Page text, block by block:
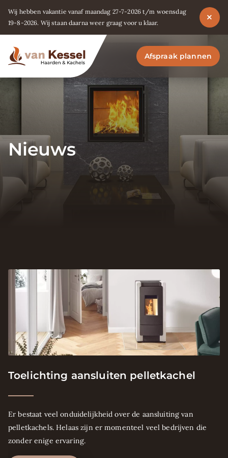
Wij hebben vakantie vanaf maandag 27-7-2026 t/m woensdag
19-8-2026. Wij staan daarna weer graag voor u klaar.
Nieuws
Toelichting aansluiten pelletkachel
Er bestaat veel onduidelijkheid over de aansluiting van
pelletkachels. Helaas zijn er momenteel veel bedrijven die
zonder enige ervaring.
Afspraak plannen